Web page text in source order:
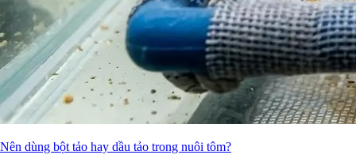
Nên dùng bột tảo hay dầu tảo trong nuôi tôm?